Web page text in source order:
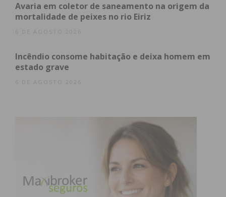
Avaria em coletor de saneamento na origem da
mortalidade de peixes no rio Eiriz
6 DE AGOSTO 2026
Incêndio consome habitação e deixa homem em
estado grave
6 DE AGOSTO 2026